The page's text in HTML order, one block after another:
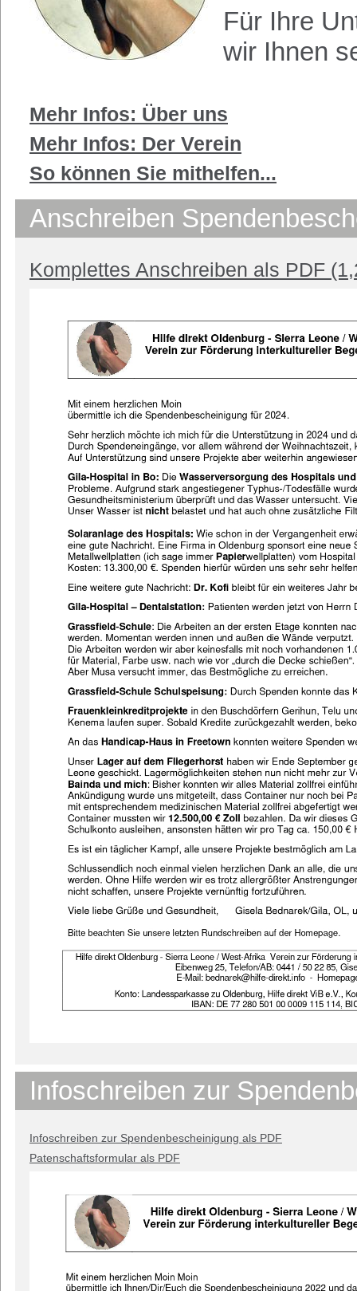
Für Ihre
wir Ihnen
Mehr Infos: Über uns
Mehr Infos: Der Verein
So können Sie mithelfen...
Anschreiben
Komplettes Anschreiben als PDF
Infoschreiben zur
Infoschreiben zur Spendenbescheinigung als PDF
Patenschaftsformular als PDF